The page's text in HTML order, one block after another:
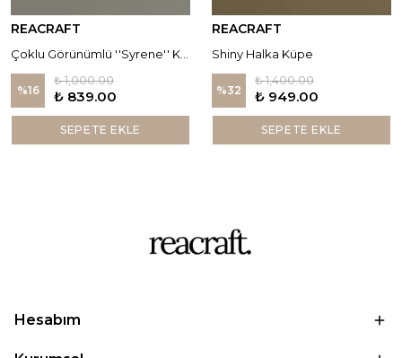
REACRAFT
%16
₺ 1,000.00
₺ 839.00
SEPETE EKLE
REACRAFT
Shiny Halka Küpe
%32
₺ 1,400.00
₺ 949.00
SEPETE EKLE
Hesabım